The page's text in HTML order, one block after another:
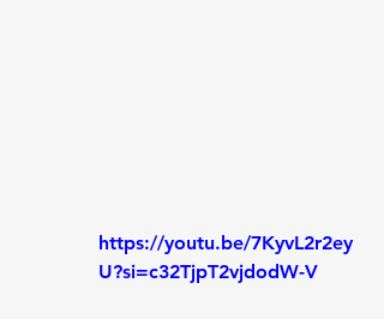
https://youtu.be/7KyvL2r2ey
U?si=c32TjpT2vjdodW-V